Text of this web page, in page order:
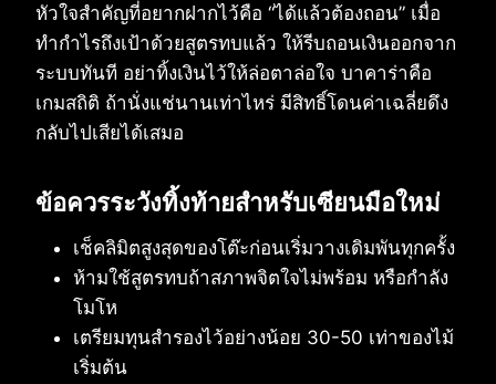
หัวใจสำคัญที่อยากฝากไว้คือ “ได้แล้วต้องถอน” เมื่อ
ทำกำไรถึงเป้าด้วยสูตรทบแล้ว ให้รีบถอนเงินออกจาก
ระบบทันที อย่าทิ้งเงินไว้ให้ล่อตาล่อใจ บาคาร่าคือ
เกมสถิติ ถ้านั่งแช่นานเท่าไหร่ มีสิทธิ์โดนค่าเฉลี่ยดึง
กลับไปเสียได้เสมอ
ข้อควรระวังทิ้งท้ายสำหรับเซียนมือใหม่
เช็คลิมิตสูงสุดของโต๊ะก่อนเริ่มวางเดิมพันทุกครั้ง
ห้ามใช้สูตรทบถ้าสภาพจิตใจไม่พร้อม หรือกำลัง
โมโห
เตรียมทุนสำรองไว้อย่างน้อย 30-50 เท่าของไม้
เริ่มต้น